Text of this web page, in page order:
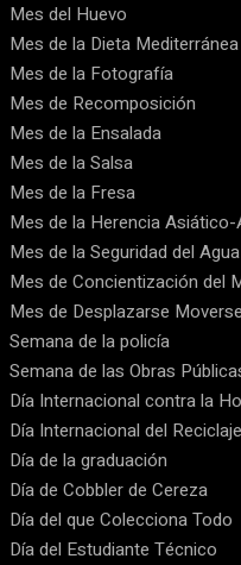
Mes del Huevo
Mes de la Dieta Mediterránea
Mes de la Fotografía
Mes de Recomposición
Mes de la Ensalada
Mes de la Salsa
Mes de la Fresa
Mes de la Herencia
Mes de la Seguridad del Agua
Mes de Concientización del
Mes de Desplazarse Moverse
Semana de la policía
Semana de las Obras
Día Internacional contra la
Día Internacional del
Día de la graduación
Día de Cobbler de Cereza
Día del que Colecciona Todo
Día del Estudiante Técnico